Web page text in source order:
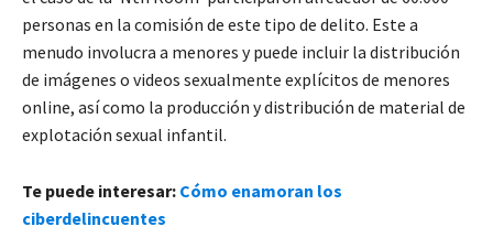
personas en la comisión de este tipo de delito. Este a
menudo involucra a menores y puede incluir la distribución
de imágenes o videos sexualmente explícitos de menores
online, así como la producción y distribución de material de
explotación sexual infantil.
Te puede interesar: Cómo enamoran los
ciberdelincuentes